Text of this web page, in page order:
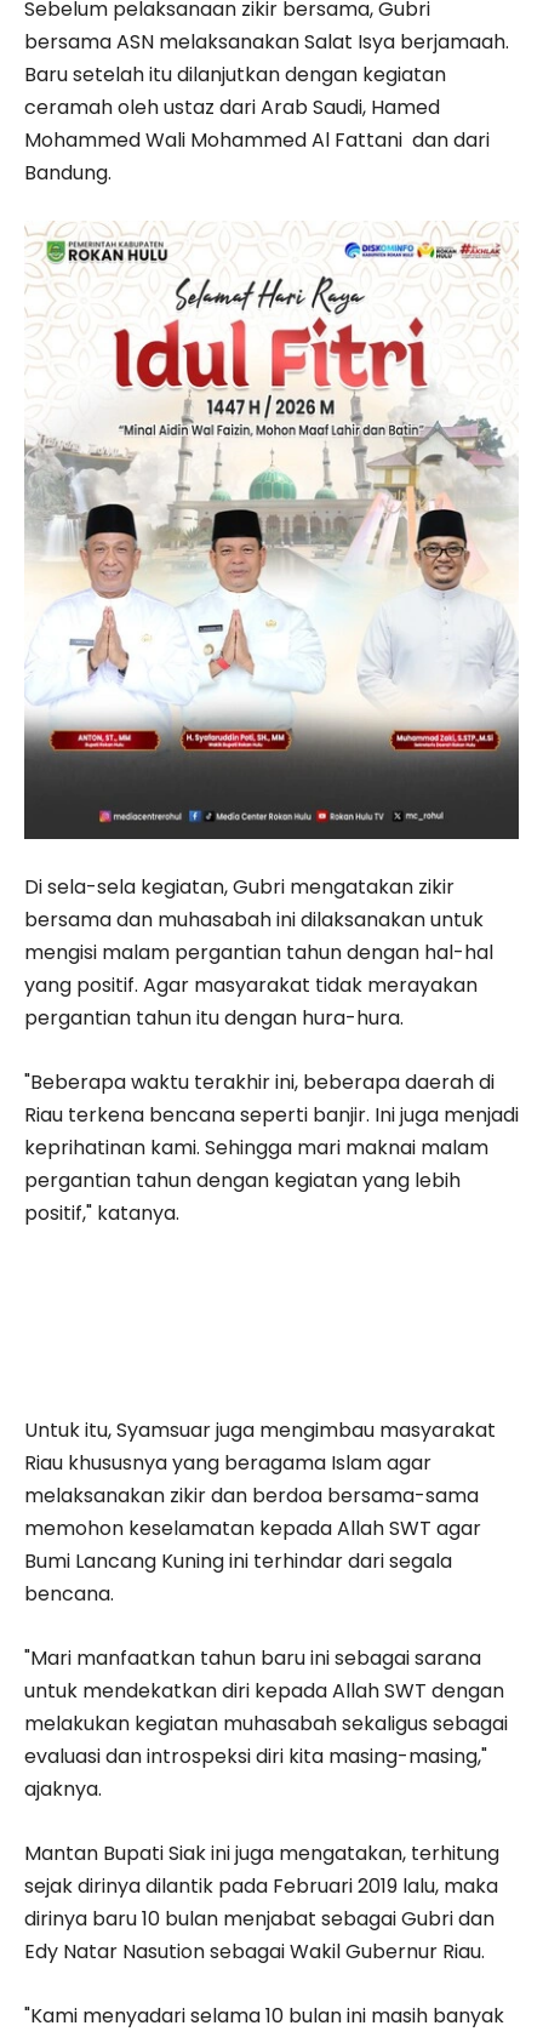
Sebelum pelaksanaan zikir bersama, Gubri
bersama ASN melaksanakan Salat Isya berjamaah.
Baru setelah itu dilanjutkan dengan kegiatan
ceramah oleh ustaz dari Arab Saudi, Hamed
Mohammed Wali Mohammed Al Fattani dan dari
Bandung.
Di sela-sela kegiatan, Gubri mengatakan zikir
bersama dan muhasabah ini dilaksanakan untuk
mengisi malam pergantian tahun dengan hal-hal
yang positif. Agar masyarakat tidak merayakan
pergantian tahun itu dengan hura-hura.
"Beberapa waktu terakhir ini, beberapa daerah di
Riau terkena bencana seperti banjir. Ini juga menjadi
keprihatinan kami. Sehingga mari maknai malam
pergantian tahun dengan kegiatan yang lebih
positif," katanya.
Untuk itu, Syamsuar juga mengimbau masyarakat
Riau khususnya yang beragama Islam agar
melaksanakan zikir dan berdoa bersama-sama
memohon keselamatan kepada Allah SWT agar
Bumi Lancang Kuning ini terhindar dari segala
bencana.
"Mari manfaatkan tahun baru ini sebagai sarana
untuk mendekatkan diri kepada Allah SWT dengan
melakukan kegiatan muhasabah sekaligus sebagai
evaluasi dan introspeksi diri kita masing-masing,"
ajaknya.
Mantan Bupati Siak ini juga mengatakan, terhitung
sejak dirinya dilantik pada Februari 2019 lalu, maka
dirinya baru 10 bulan menjabat sebagai Gubri dan
Edy Natar Nasution sebagai Wakil Gubernur Riau.
"Kami menyadari selama 10 bulan ini masih banyak